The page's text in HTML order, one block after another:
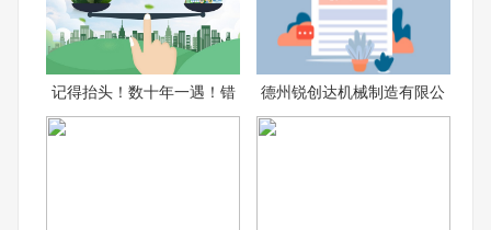
记得抬头！数十年一遇！错 德州锐创达机械制造有限公